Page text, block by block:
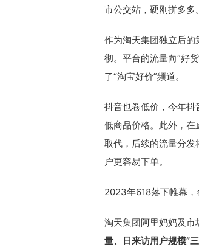
市公交站，硬刚拼多多
作为淘天集团独立后的
彻。平台的流量向“好
了“淘宝好价”频道。
抖音也卷低价，今年抖
低商品价格。此外，在
取代，后续的流量分
户更容易下单。
2023年618落下帷幕，
淘天集团阿里妈妈及市
量、日来访用户规模”